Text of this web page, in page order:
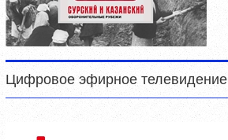
Цифровое эфирное телевидение